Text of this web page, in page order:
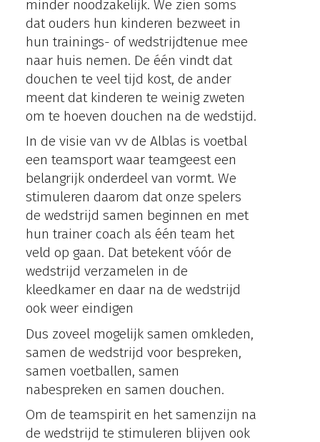
minder noodzakelijk. We zien soms
dat ouders hun kinderen bezweet in
hun trainings- of wedstrijdtenue mee
naar huis nemen. De één vindt dat
douchen te veel tijd kost, de ander
meent dat kinderen te weinig zweten
om te hoeven douchen na de wedstijd.
In de visie van vv de Alblas is voetbal
een teamsport waar teamgeest een
belangrijk onderdeel van vormt. We
stimuleren daarom dat onze spelers
de wedstrijd samen beginnen en met
hun trainer coach als één team het
veld op gaan. Dat betekent vóór de
wedstrijd verzamelen in de
kleedkamer en daar na de wedstrijd
ook weer eindigen
Dus zoveel mogelijk samen omkleden,
samen de wedstrijd voor bespreken,
samen voetballen, samen
nabespreken en samen douchen.
Om de teamspirit en het samenzijn na
de wedstrijd te stimuleren blijven ook